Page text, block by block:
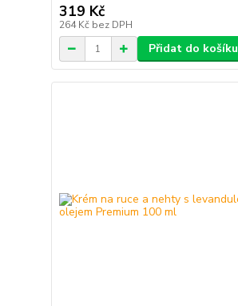
319 Kč
264 Kč bez DPH
Přidat do košíku